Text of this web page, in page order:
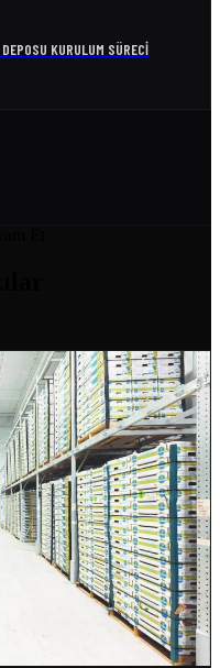
KURULUM SÜRECI
VE MALIYET HESAPLAMA
İMALATI YAPAN…